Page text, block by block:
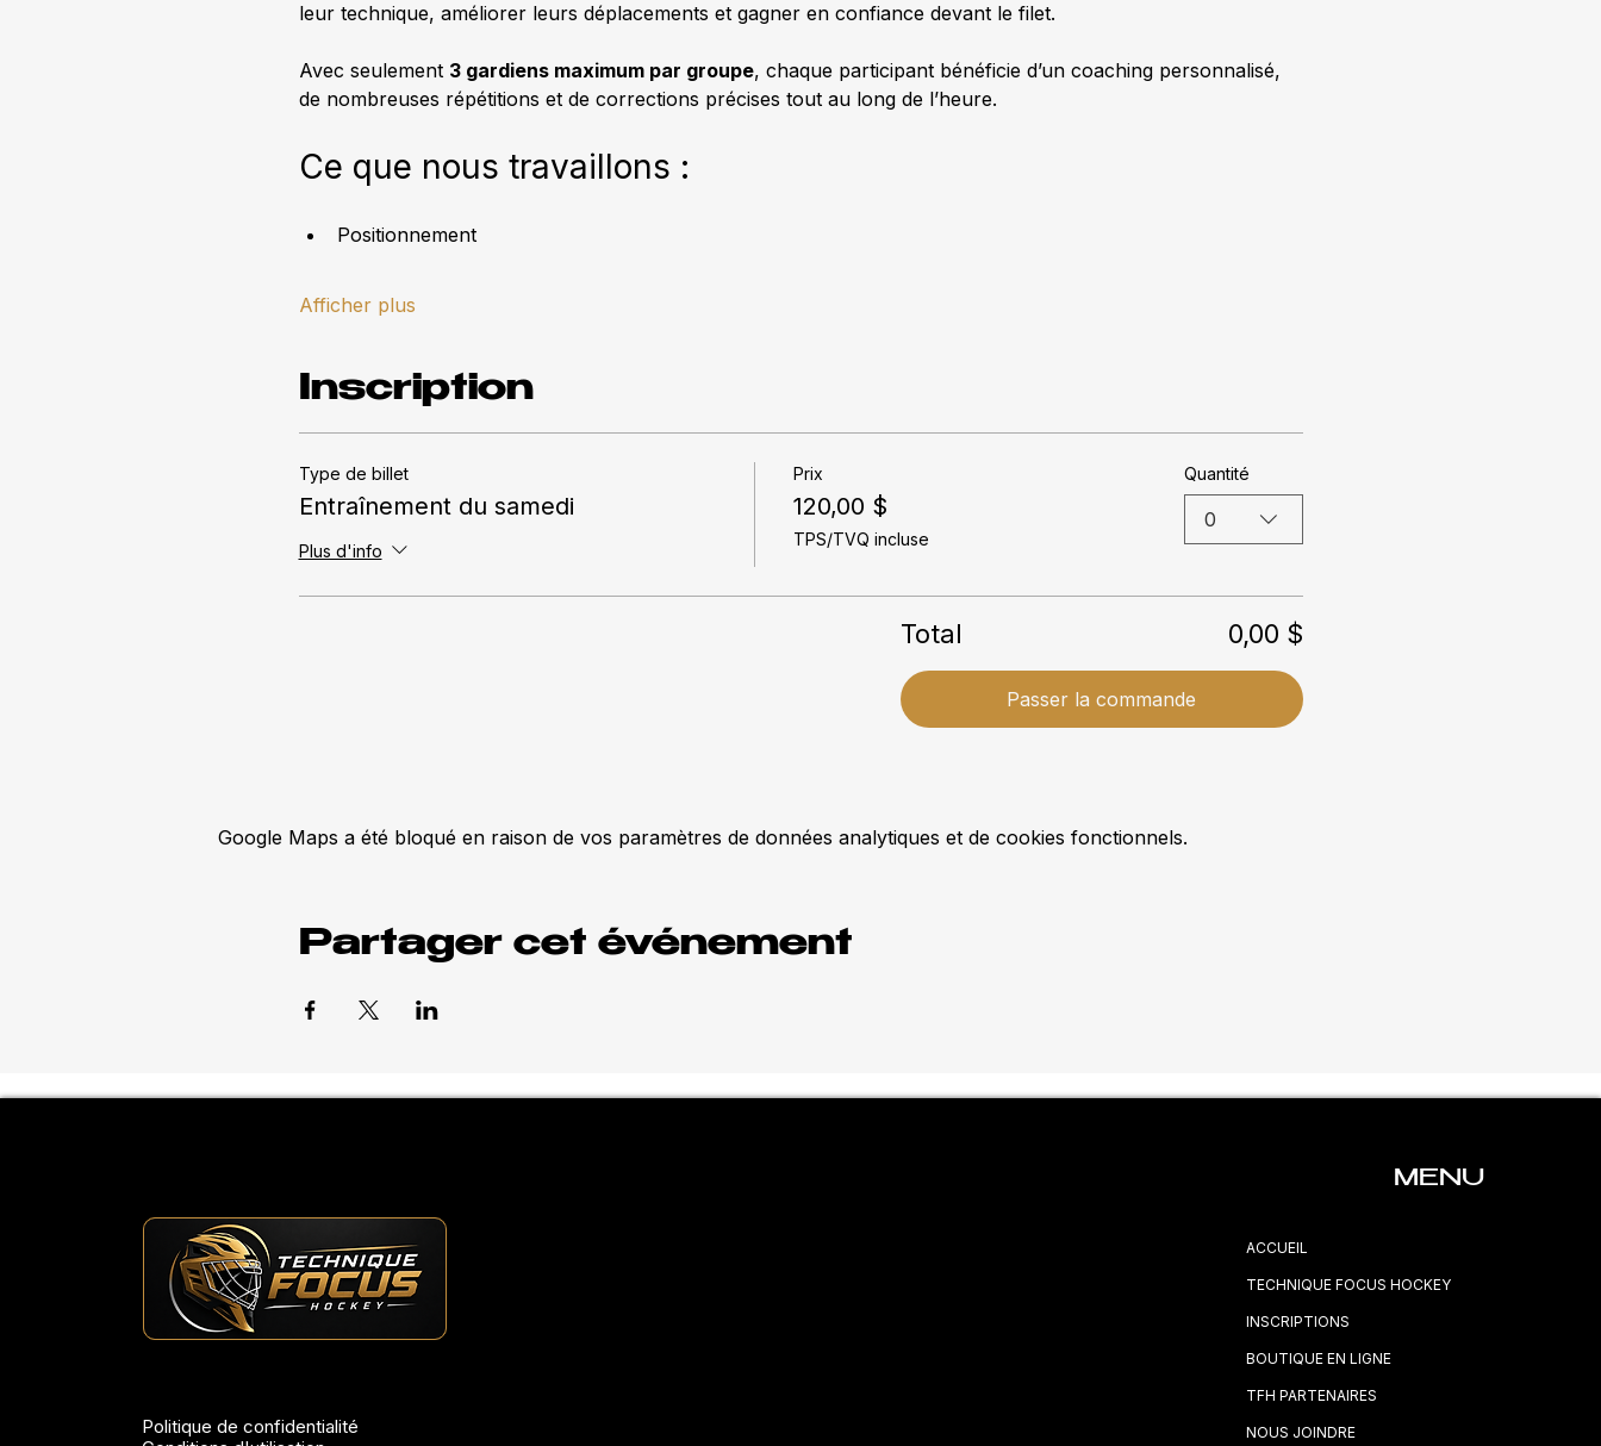
leur technique, améliorer leurs déplacements et gagner en confiance devant le filet.
Avec seulement 3 gardiens maximum par groupe, chaque participant bénéficie d’un coaching personnalisé,
de nombreuses répétitions et de corrections précises tout au long de l’heure.
Ce que nous travaillons :
Positionnement
Afficher plus
Inscription
Type de billet
Entraînement du samedi
Plus d'info
Prix
120,00 $
TPS/TVQ incluse
Quantité
0
Total 0,00 $
Passer la commande
Google Maps a été bloqué en raison de vos paramètres de données analytiques et de cookies fonctionnels.
Partager cet événement
Politique de confidentialité
MENU
ACCUEIL
TECHNIQUE FOCUS HOCKEY
INSCRIPTIONS
BOUTIQUE EN LIGNE
TFH PARTENAIRES
NOUS JOINDRE